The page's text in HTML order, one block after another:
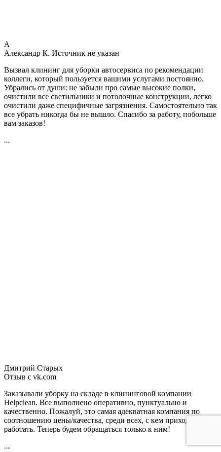
А
Александр К. Источник не указан
Вызвал клининг для уборки автосервиса по рекомендации
коллеги, который пользуется вашими услугами постоянно.
Убрались от души: не забыли про самые высокие полки,
очистили все светильники и потолочные конструкции, легко
очистили даже специфичные загрязнения. Самостоятельно так
все убрать никогда бы не вышло. Спасибо за работу, побольше
вам заказов!
...
Дмитрий Старых
Отзыв с vk.com
Заказывали уборку на складе в клининговой компании
Helpclean. Все выполнено оперативно, пунктуально и
качественно. Пожалуй, это самая адекватная компания по
соотношению цены/качества, среди всех, с кем приходилось
работать. Теперь будем обращаться только к ним!
...